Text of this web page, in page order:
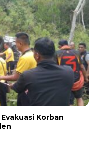
Korban